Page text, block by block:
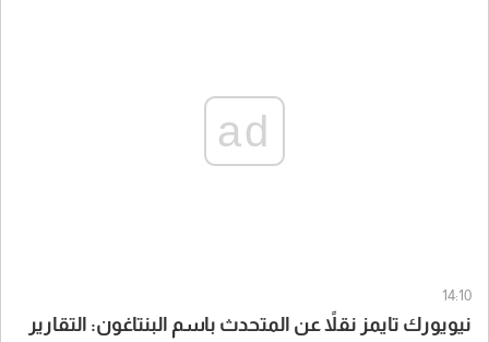
ad
14:10
نيويورك تايمز نقلاً عن المتحدث باسم البنتاغون: التقارير